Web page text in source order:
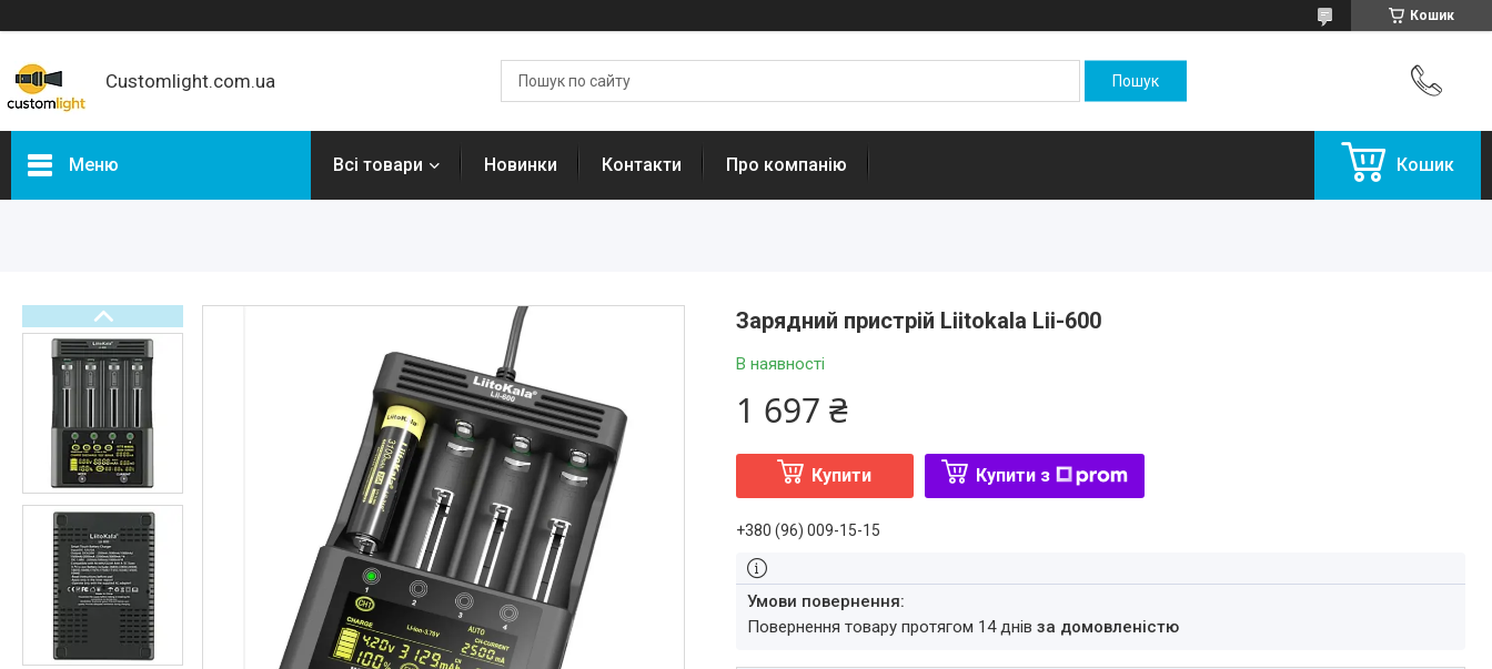
Кошик
Customlight.com.ua
Меню
Ліхтарі Convoy
Ліхтарі Wurkkos
Ліхтарі Sofirn
Ліхтарі Skilhunt
Ліхтарі Lumintop
Велосвітло
Інші ліхтарі
Компоненти для збірки
батарей
Акумулятори
Зарядні пристрої для
акумуляторів
Зарядні пристрої для батарей
Всі товари Новинки Контакти Про компанію Кошик
Зарядний пристрій Liitokala Lii-600
В наявності
1 697 ₴
Купити Купити з
+380 (96) 009-15-15
повернення товару протягом 14 днів за домовленістю